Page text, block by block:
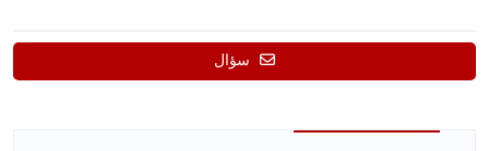
سؤال